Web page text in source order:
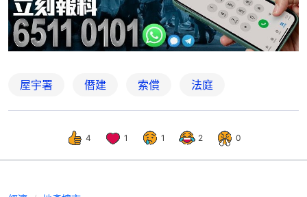
屋宇署 僭建 索償 法庭
4 1 1 2 0